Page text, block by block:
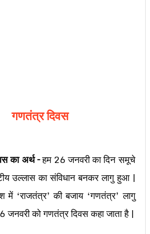
गणतंत्र दिवस
का अर्थ –हम 26 जनवरी का दिन समूचे
उल्लास का संविधान बनकर लागु हुआ |
‘राजतंत्र’ की बजाय ‘गणतंत्र’ लागु
जनवरी को गणतंत्र दिवस कहा जाता है |